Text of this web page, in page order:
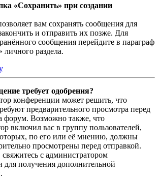
«Сохранить» при создании
вам сохранять сообщения для
и отправить их позже. Для
сообщения перейдите в параграф
личного раздела.
требует одобрения?
конференции может решить, что
предварительного просмотра перед
форум. Возможно также, что
включил вас в группу пользователей,
по его или её мнению, должны
просмотрены перед отправкой.
с администратором
для получения дополнительной